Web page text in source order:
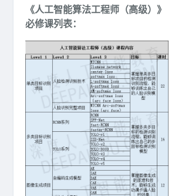
《人工智能算法工程师（高级）》
必修课列表：